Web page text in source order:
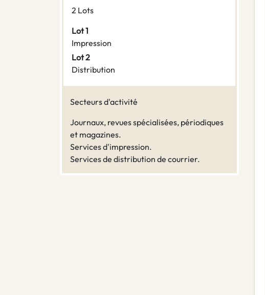
2 Lots
Lot 1
Impression
Lot 2
Distribution
Secteurs d'activité
Journaux, revues spécialisées, périodiques
et magazines.
Services d'impression.
Services de distribution de courrier.